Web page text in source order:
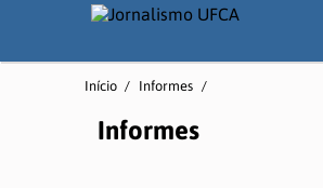
Início / Informes /
Informes